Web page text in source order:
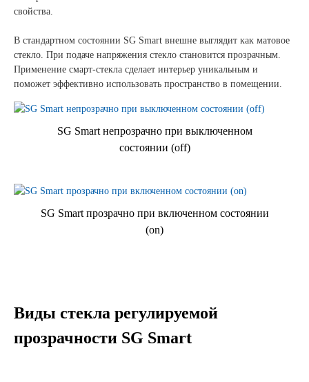
Проекты
+7 (391) 278-77-77
Личный кабинет
свойства.
В стандартном состоянии SG Smart внешне выглядит как матовое
стекло. При подаче напряжения стекло становится прозрачным.
Применение смарт-стекла сделает интерьер уникальным и
поможет эффективно использовать пространство в помещении.
SG Smart непрозрачно при выключенном
состоянии (off)
SG Smart прозрачно при включенном состоянии
(on)
Виды стекла регулируемой
прозрачности SG Smart